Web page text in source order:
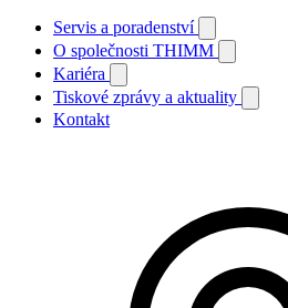
Servis a poradenství
O společnosti THIMM
Kariéra
Tiskové zprávy a aktuality
Kontakt